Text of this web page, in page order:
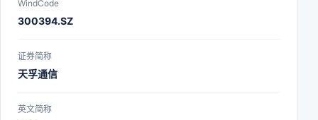
WindCode
300394.SZ
证券简称
天孚通信
英文简称